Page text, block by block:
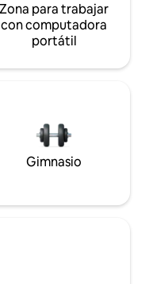
Zona para trabajar
con computadora
portátil
Gimnasio